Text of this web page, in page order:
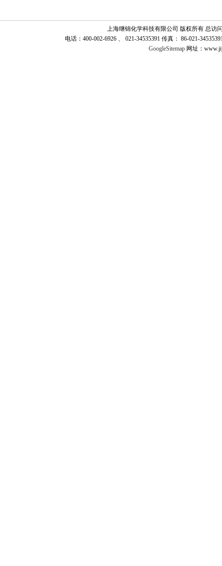
上海继锦化学科技有限公司 版权所有 总访
电话：400-002-6926 、 021-34535391 传真： 86-021-
GoogleSitemap 网址：